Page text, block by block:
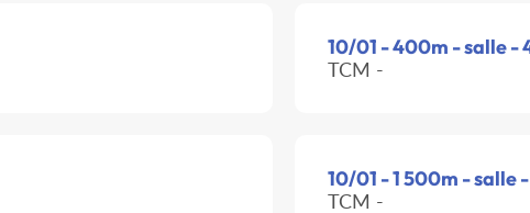
10/01 - 400m - salle -
TCM -
10/01 - 1 500m - salle
TCM -